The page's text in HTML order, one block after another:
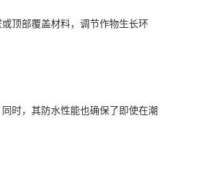
顶部覆盖材料，调节作物生长环
时，其防水性能也确保了即使在潮